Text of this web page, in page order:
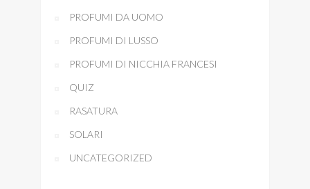
PROFUMI DA UOMO
PROFUMI DI LUSSO
PROFUMI DI NICCHIA FRANCESI
QUIZ
RASATURA
SOLARI
UNCATEGORIZED